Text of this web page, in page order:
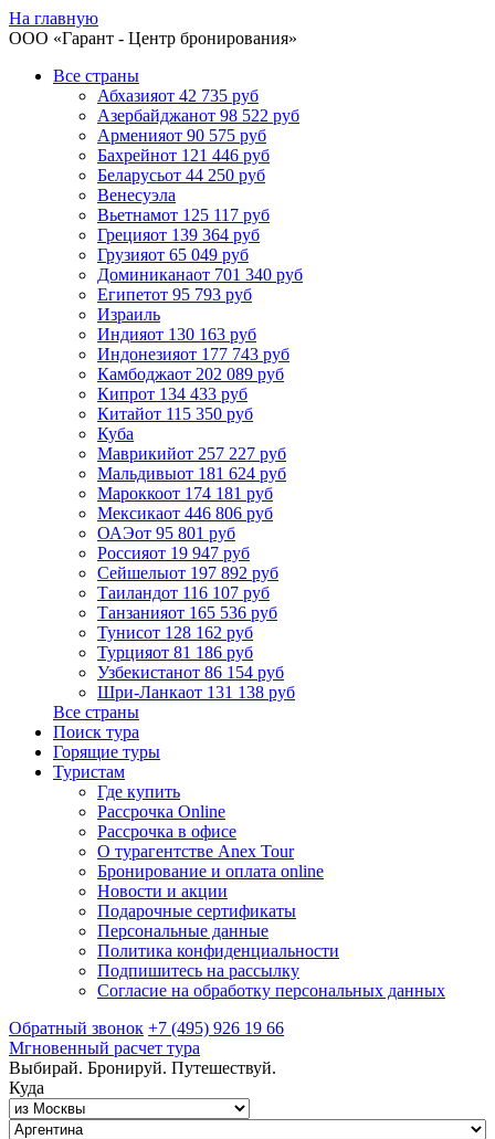
На главную
ООО «Гарант - Центр бронирования»
Все страны
Абхазияот 42 735 руб
Азербайджанот 98 522 руб
Арменияот 90 575 руб
Бахрейнот 121 446 руб
Беларусьот 44 250 руб
Венесуэла
Вьетнамот 125 117 руб
Грецияот 139 364 руб
Грузияот 65 049 руб
Доминиканаот 701 340 руб
Египетот 95 793 руб
Израиль
Индияот 130 163 руб
Индонезияот 177 743 руб
Камбоджаот 202 089 руб
Кипрот 134 433 руб
Китайот 115 350 руб
Куба
Маврикийот 257 227 руб
Мальдивыот 181 624 руб
Мароккоот 174 181 руб
Мексикаот 446 806 руб
ОАЭот 95 801 руб
Россияот 19 947 руб
Сейшелыот 197 892 руб
Таиландот 116 107 руб
Танзанияот 165 536 руб
Тунисот 128 162 руб
Турцияот 81 186 руб
Узбекистанот 86 154 руб
Шри-Ланкаот 131 138 руб
Все страны
Поиск тура
Горящие туры
Туристам
Где купить
Рассрочка Online
Рассрочка в офисе
О турагентстве Anex Tour
Бронирование и оплата online
Новости и акции
Подарочные сертификаты
Персональные данные
Политика конфиденциальности
Подпишитесь на рассылку
Согласие на обработку персональных данных
Обратный звонок +7 (495) 926 19 66
Мгновенный расчет тура
Выбирай. Бронируй. Путешествуй.
Куда